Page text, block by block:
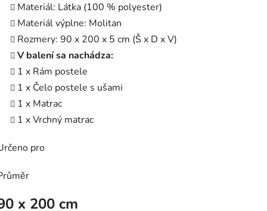
Materiál: Látka (100 % polyester)
Materiál výplne: Molitan
Rozmery: 90 x 200 x 5 cm (Š x D x V)
V balení sa nachádza:
1 x Rám postele
1 x Čelo postele s ušami
1 x Matrac
1 x Vrchný matrac
pro
x 200 cm